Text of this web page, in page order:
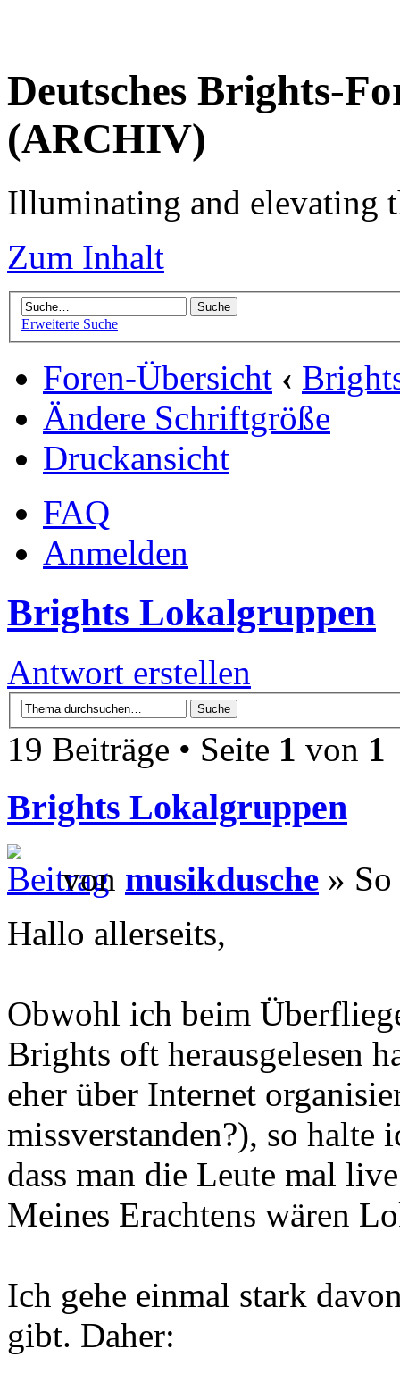
Deutsches Brights-
(ARCHIV)
Illuminating and elevating
Zum Inhalt
Erweiterte Suche
Foren-Übersicht ‹
Ändere Schriftgröße
Druckansicht
FAQ
Anmelden
Brights Lokalgruppen
Antwort erstellen
19 Beiträge • Seite 1 von 1
Brights Lokalgruppen
von musikdusche »
Hallo allerseits,
Obwohl ich beim
Brights oft herausgelesen
eher über Internet
missverstanden?), so halte
dass man die Leute mal
Meines Erachtens wären
Ich gehe einmal stark
gibt. Daher: